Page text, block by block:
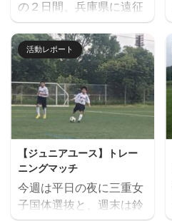
らお願いいたします。 三
ュニアユースでは、選手
の育成を第一とし、次の
年代でさらなる飛躍がで
きるよう活動していま
す。 中学生年代で獲得す
べき技術や戦術の徹底・
個々がもつストロングポ
イント（長所）を磨く・
そしてサッカーを楽しむ
...
の２日間、兵庫県に遠征
しました。 U14とU15
は、鈴鹿市と奈良県でト
レーニングマッチを行い
ました。 兵庫遠征 三重
サッカーアカデミー 対
FC VAIZE・高槻ジー
グ・CAOS（大阪）・ハ
ジャス（岡山）・FCファ
ルトラーダ（広島）・
MIOびわこ滋賀・レイジ
ェンド滋賀
https://miesocceracade
活動レポート
【ジュニアユース】トレー
ニングマッチ
今週は平日の夜に三重女
子国体選抜と、週末は鈴